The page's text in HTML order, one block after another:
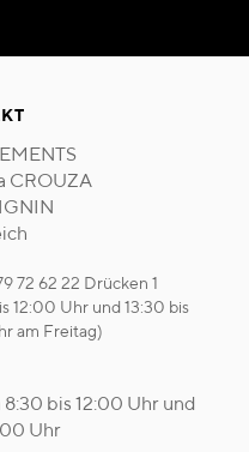
CROUZA
72 62 22 Drücken 1
12:00 Uhr und 13:30 bis
am Freitag)
bis 12:00 Uhr und
Uhr